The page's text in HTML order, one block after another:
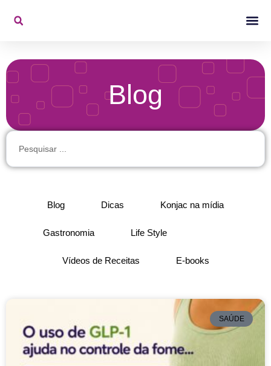
para
Blog
Pesquisar
Blog Dicas Konjac na mídia
Gastronomia Life Style
Vídeos de Receitas E-books
SAÚDE